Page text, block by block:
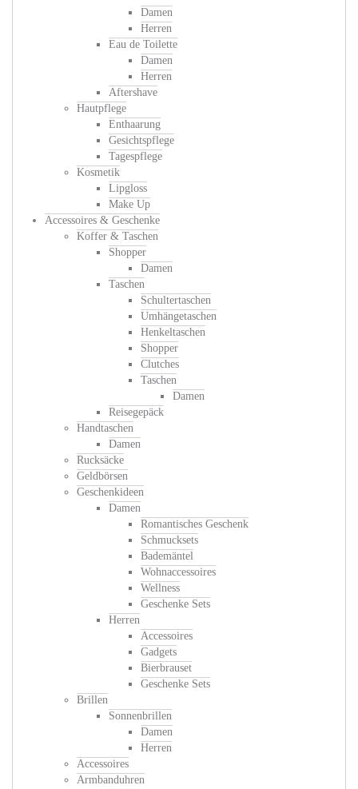
Damen
Herren
Eau de Toilette
Damen
Herren
Aftershave
Hautpflege
Enthaarung
Gesichtspflege
Tagespflege
Kosmetik
Lipgloss
Make Up
Accessoires & Geschenke
Koffer & Taschen
Shopper
Damen
Taschen
Schultertaschen
Umhängetaschen
Henkeltaschen
Shopper
Clutches
Taschen
Damen
Reisegepäck
Handtaschen
Damen
Rucksäcke
Geldbörsen
Geschenkideen
Damen
Romantisches Geschenk
Schmucksets
Bademäntel
Wohnaccessoires
Wellness
Geschenke Sets
Herren
Accessoires
Gadgets
Bierbrauset
Geschenke Sets
Brillen
Sonnenbrillen
Damen
Herren
Accessoires
Armbanduhren